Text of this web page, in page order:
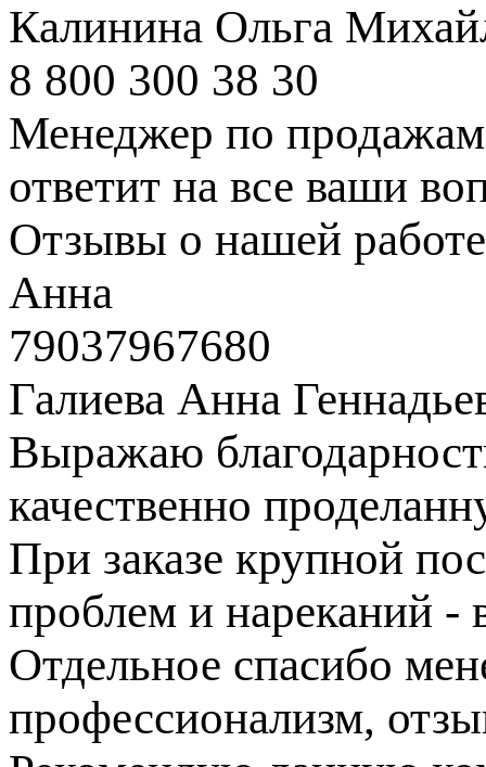
Калинина Ольга
8 800 300 38 30
Менеджер по продажам
ответит на все ваши
Отзывы о нашей работе
Анна
79037967680
Галиева Анна
Выражаю
качественно
При заказе крупной
проблем и нареканий -
Отдельное спасибо
профессионализм,